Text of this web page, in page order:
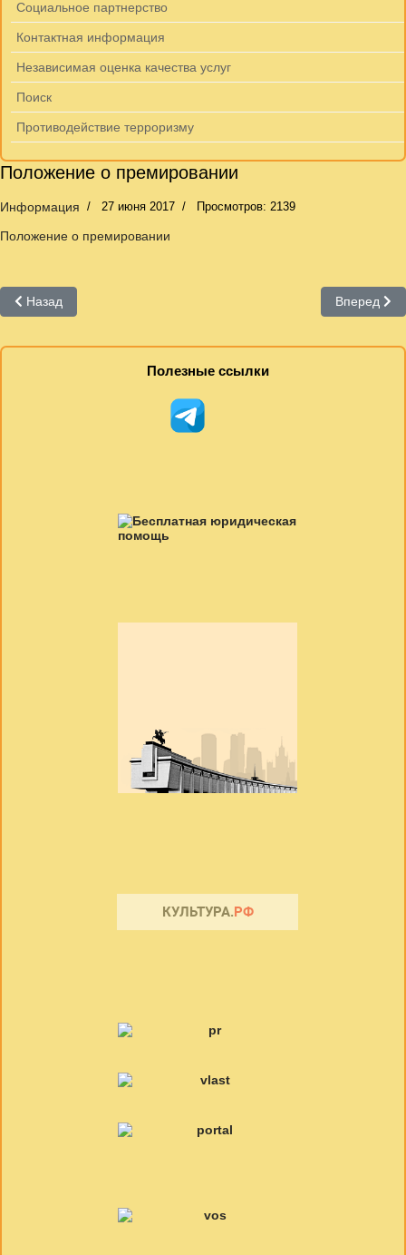
Социальное партнерство
Контактная информация
Независимая оценка качества услуг
Поиск
Противодействие терроризму
Положение о премировании
Информация 27 июня 2017 Просмотров: 2139
Положение о премировании
Предыдущий: Освобождение Калужской области от немецко-
Назад Вперед
Полезные ссылки